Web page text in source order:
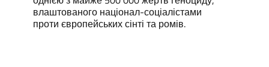
влаштованого націонал-соціалістами
проти європейських сінті та ромів.